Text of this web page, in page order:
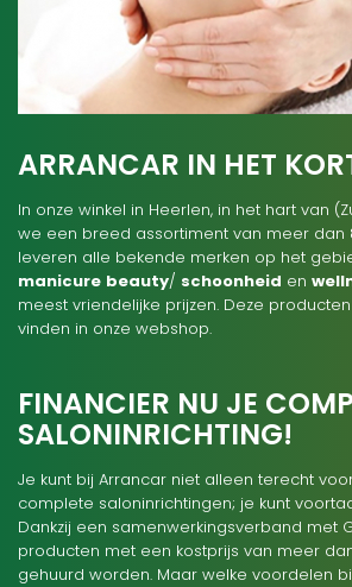
ARRANCAR IN HET
In onze winkel in Heerlen, in het hart van
we een breed assortiment van meer dan
leveren alle bekende merken op het
manicure beauty/ schoonheid en
meest vriendelijke prijzen. Deze
vinden in onze webshop.
FINANCIER NU JE
SALONINRICHTING!
Je kunt bij Arrancar niet alleen terecht
complete saloninrichtingen; je kunt
Dankzij een samenwerkingsverband met
producten met een kostprijs van meer
gehuurd worden. Maar welke voordelen